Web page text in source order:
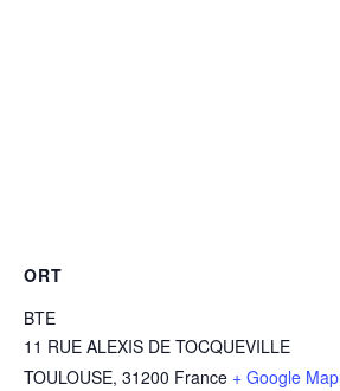
ORT
BTE
11 RUE ALEXIS DE TOCQUEVILLE
TOULOUSE, 31200 France + Google Map